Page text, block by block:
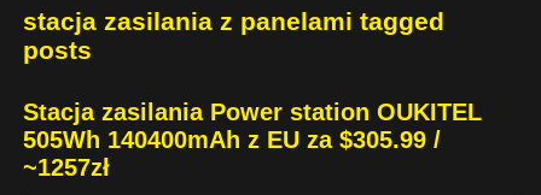
stacja zasilania z panelami tagged
posts
Stacja zasilania Power station OUKITEL
505Wh 140400mAh z EU za $305.99 /
~1257zł